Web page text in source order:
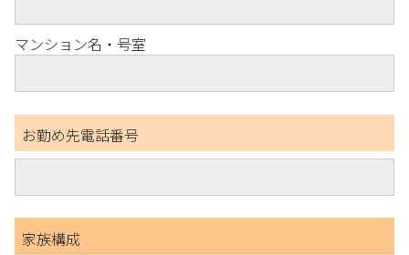
マンション名・号室
お勤め先電話番号
家族構成